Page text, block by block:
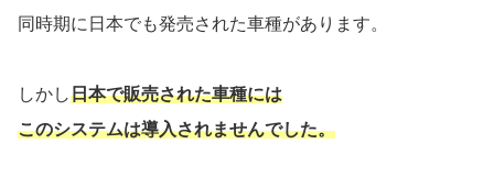
同時期に日本でも発売された車種があります。
しかし日本で販売された車種には
このシステムは導入されませんでした。